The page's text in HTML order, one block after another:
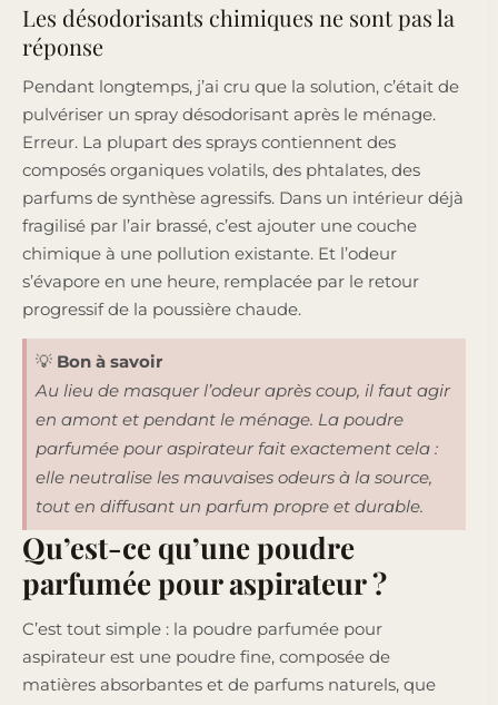
Les désodorisants chimiques ne sont pas la
réponse
Pendant longtemps, j’ai cru que la solution, c’était de
pulvériser un spray désodorisant après le ménage.
Erreur. La plupart des sprays contiennent des
composés organiques volatils, des phtalates, des
parfums de synthèse agressifs. Dans un intérieur déjà
fragilisé par l’air brassé, c’est ajouter une couche
chimique à une pollution existante. Et l’odeur
s’évapore en une heure, remplacée par le retour
progressif de la poussière chaude.
💡 Bon à savoir
Au lieu de masquer l’odeur après coup, il faut agir
en amont et pendant le ménage. La poudre
parfumée pour aspirateur fait exactement cela :
elle neutralise les mauvaises odeurs à la source,
tout en diffusant un parfum propre et durable.
Qu’est-ce qu’une poudre
parfumée pour aspirateur ?
C’est tout simple : la poudre parfumée pour
aspirateur est une poudre fine, composée de
matières absorbantes et de parfums naturels, que